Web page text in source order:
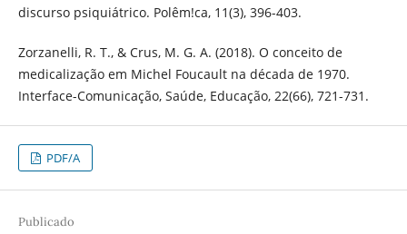
discurso psiquiátrico. Polêm!ca, 11(3), 396-403.
Zorzanelli, R. T., & Crus, M. G. A. (2018). O conceito de
medicalização em Michel Foucault na década de 1970.
Interface-Comunicação, Saúde, Educação, 22(66), 721-731.
PDF/A
Publicado